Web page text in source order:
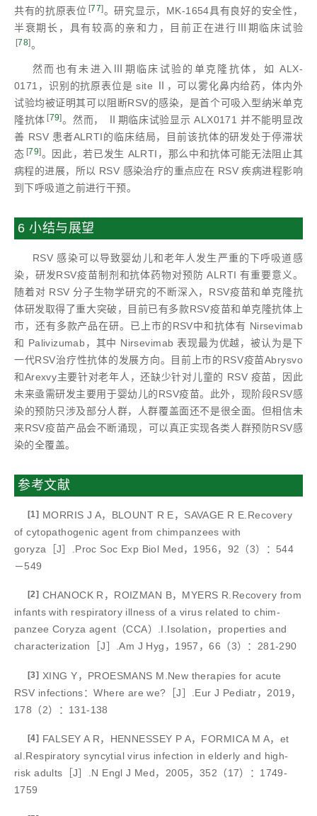
共有的抗原表位 [77]。研究显示，MK-1654具有良好的安全性，
半衰期长，具有较高的亲和力，目前正在进行Ⅲ期临床试验
[78]。
然而也有未进入Ⅲ期临床试验的单克隆抗体，如 ALX-
0171，识别的抗原表位是 site Ⅱ，可以雾化鼻内给药，体内外
试验均被证明其可以阻断RSV的感染，是首个可吸入型纳米单克
隆抗体 [79]。然而， Ⅱ期临床试验显示 ALX0171 并不能明显改
善 RSV 患者ALRTI的临床结局，目前该抗体的研发处于停滞状
态 [79]。因此，若已发生 ALRTI，那么中和抗体可能无法阻止其
病程的进展，所以 RSV 感染治疗的重点应在 RSV 疾病进程影响
到下呼吸道之前进行干预。
6 小结与展望
RSV 感染可以导致婴幼儿和老年人发生严重的下呼吸道感
染，研发RSV疫苗制剂和抗体药物对预防 ALRTI 有重要意义。
随着对 RSV 分子生物学研究的不断深入，RSV疫苗和单克隆抗
体研发取得了重大突破，目前已有多款RSV疫苗和单克隆抗体上
市，还有多款产品在研。已上市的RSV中和抗体有 Nirsevimab
和 Palivizumab，其中 Nirsevimab 表现最为优越，被认为是下
一代RSV治疗性抗体的发展方向。目前上市的RSV疫苗Abrysvo
和Arexvy主要针对老年人，还缺少针对儿童的 RSV 疫苗，因此
未来亟需研发主要用于婴幼儿的RSV疫苗。此外，现阶段RSV感
染的预防只涉及部分人群，人群覆盖面还不是很全面。但相信未
来RSV疫苗产品会不断涌现，可以真正实现各类人群预防RSV感
染的全覆盖。
参考文献
[1] MORRIS J A，BLOUNT R E，SAVAGE R E.Recovery
of cytopathogenic agent from chimpanzees with
goryza［J］.Proc Soc Exp Biol Med，1956，92（3）：544
－549
[2] CHANOCK R，ROIZMAN B，MYERS R.Recovery from
infants with respiratory illness of a virus related to chim-
panzee Coryza agent（CCA）.I.Isolation，properties and
characterization［J］.Am J Hyg，1957，66（3）：281-290
[3] XING Y，PROESMANS M.New therapies for acute
RSV infections：Where are we?［J］.Eur J Pediatr，2019，
178（2）：131-138
[4] FALSEY A R，HENNESSEY P A，FORMICA M A，et
al.Respiratory syncytial virus infection in elderly and high-
risk adults［J］.N Engl J Med，2005，352（17）：1749-
1759